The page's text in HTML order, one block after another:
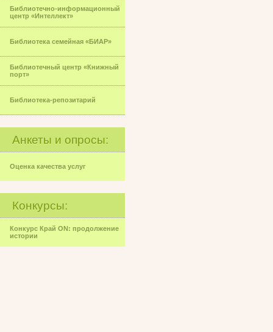
Библиотечно-информационный
центр «Интеллект»
Библиотека семейная «БИАР»
Библиотечный центр «Книжный
порт»
Библиотека-репозитарий
Анкеты и опросы:
Оценка качества услуг
Конкурсы:
Конкурс Край ON: продолжение
истории